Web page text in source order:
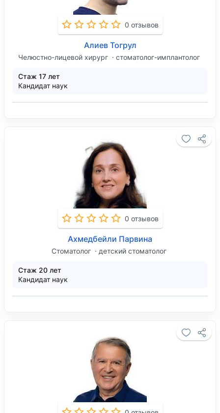
0 отзывов
Алиев Тогрул
Челюстно-лицевой хирург стоматолог-имплантолог
Стаж 17 лет
Кандидат наук
0 отзывов
Ахмедбейли Парвина
Стоматолог детский стоматолог
Стаж 20 лет
Кандидат наук